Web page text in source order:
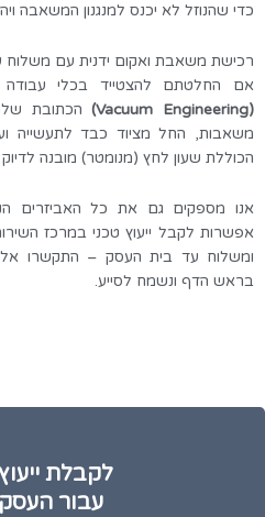
כדי שהנוזל לא יכנס למנגנון המשאבה
רכישת משאבת ואקום ידנית עם משלוח
אם החלטתם להצטייד בכלי עבודה
(Vacuum Engineering)
הכתובת
משאבות, החל מציוד כבד לתעשייה
הכוללת שעון לחץ (מנומטר) מובנה
אנו מספקים גם את כל האביזרים
אפשרות לקבל ייעוץ טכני במרכז
ומשלוח עד בית העסק – התקשרו
בראש הדף ונשמח לסייע.
לקבלת
עבור